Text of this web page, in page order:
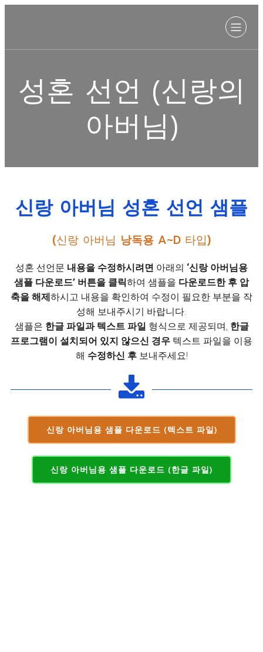
성혼 선언 (신랑의
아버님)
신랑 아버님 성혼 선언 샘플
(신랑 아버님 낭독용 A~D 타입)
성혼 선언문 내용을 수정하시려면 아래의 ‘신랑 아버님용
샘플 다운로드’ 버튼을 클릭하여 샘플을 다운로드한 후 압
축을 해제하시고 내용을 확인하여 수정이 필요한 부분을 작
성해 보내주시기 바랍니다.
샘플은 한글 파일과 텍스트 파일 형식으로 제공되며, 한글
프로그램이 설치되어 있지 않으신 경우 텍스트 파일을 이용
해 수정하신 후보내주세요!
신랑 아버님용 샘플 다운로드 (텍스트 파일)
신랑 아버님용 샘플 다운로드 (한글 파일)